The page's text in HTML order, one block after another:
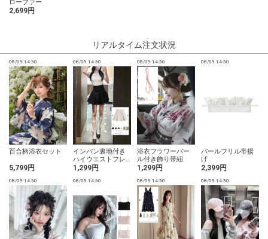
ローファー
2,699円
リアルタイム注文状況
08/09 14:30
百合柄浴衣セット
5,799円
08/09 14:30
インパン裏地付き
ハイウエストフレ
アミニスカート
1,299円
08/09 14:30
浴衣フラワーパー
ル付き飾り帯紐
1,299円
08/09 14:30
パールフリル帯揚
げ
2,399円
08/09 14:30 08/09 14:30 08/09 14:30 08/09 14:30